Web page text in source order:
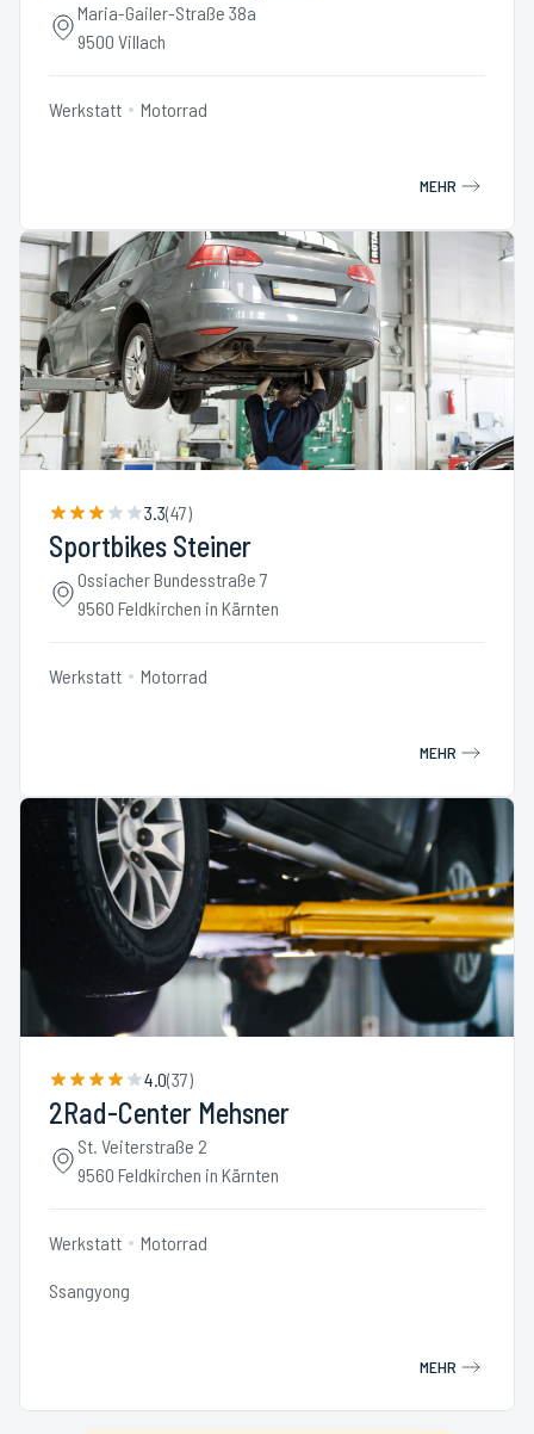
Maria-Gailer-Straße 38a
9500 Villach
Werkstatt Motorrad
MEHR
3.3(47)
Sportbikes Steiner
Ossiacher Bundesstraße 7
9560 Feldkirchen in Kärnten
Werkstatt Motorrad
MEHR
4.0(37)
2Rad-Center Mehsner
St. Veiterstraße 2
9560 Feldkirchen in Kärnten
Werkstatt Motorrad
Ssangyong
MEHR